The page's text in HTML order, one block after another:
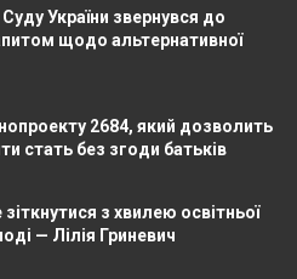
України звернувся до
щодо альтернативної
2684, який дозволить
стать без згоди батьків
з хвилею освітньої
— Лілія Гриневич